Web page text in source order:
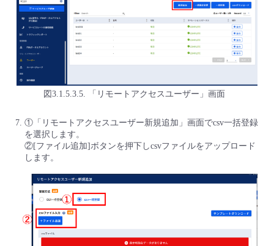
図3.1.5.3.5. 「リモートアクセスユーザー」画面
①「リモートアクセスユーザー新規追加」画面でcsv一括登録
を選択します。
②[ファイル追加]ボタンを押下しcsvファイルをアップロード
します。